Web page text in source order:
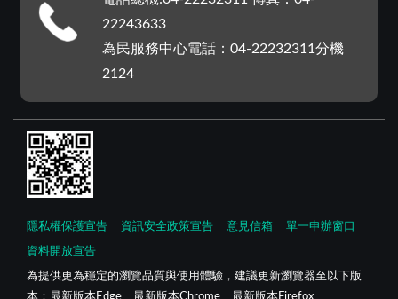
22243633
為民服務中心電話：04-22232311分機
2124
隱私權保護宣告 資訊安全政策宣告 意見信箱 單一申辦窗口
資料開放宣告
為提供更為穩定的瀏覽品質與使用體驗，建議更新瀏覽器至以下版
本：最新版本Edge、最新版本Chrome、最新版本Firefox